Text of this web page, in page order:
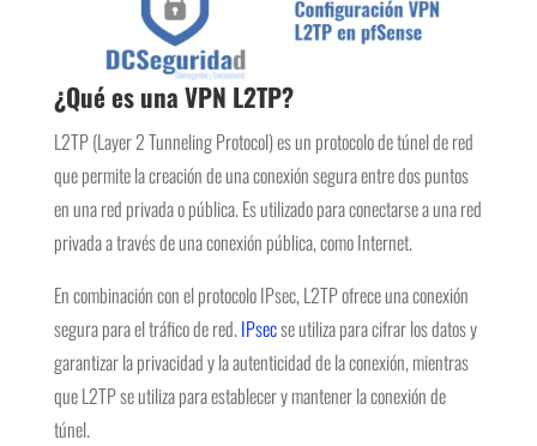
¿Qué es una VPN L2TP?
L2TP (Layer 2 Tunneling Protocol) es un protocolo de túnel de red
que permite la creación de una conexión segura entre dos puntos
en una red privada o pública. Es utilizado para conectarse a una red
privada a través de una conexión pública, como Internet.
En combinación con el protocolo IPsec, L2TP ofrece una conexión
segura para el tráfico de red. IPsecse utiliza para cifrar los datos y
garantizar la privacidad y la autenticidad de la conexión, mientras
que L2TP se utiliza para establecer y mantener la conexión de
túnel.